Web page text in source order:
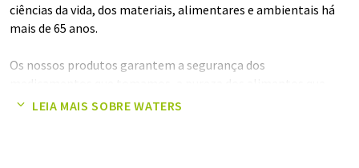
ciências da vida, dos materiais, alimentares e ambientais há
mais de 65 anos.
Os nossos produtos garantem a segurança dos
comemos e da água que bebemos, e a qualidade e durabilidade
LEIA MAIS SOBRE WATERS